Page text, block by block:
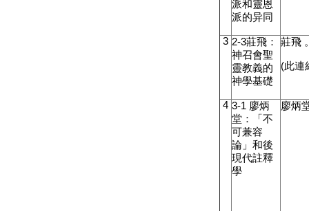
派和靈恩
派的异同
3 2-3莊飛：
神召會聖
靈教義的
神學基礎
莊飛
(此連
4 3-1 廖炳
堂：「不
可兼容
論」和後
現代註釋
學
廖炳